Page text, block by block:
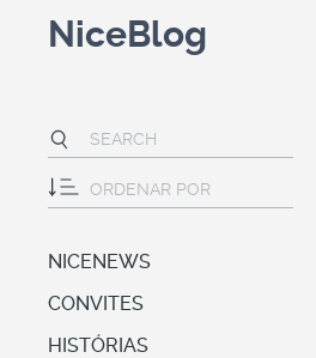
NiceBlog
NICENEWS
CONVITES
HISTÓRIAS